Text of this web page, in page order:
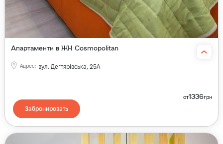
Апартаменти в ЖК Cosmopolitan
Адрес: вул. Дегтярівська, 25А
от1336грн
Забронировать